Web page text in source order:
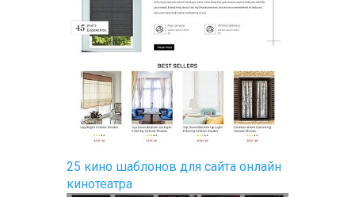
25 кино шаблонов для сайта онлайн
кинотеатра